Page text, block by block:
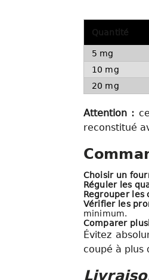
Quantité
5 mg
10 mg
20 mg
Attention :
reconstitué
Choisir un
Réguler les
Regrouper les
Vérifier les
minimum.
Comparer
Évitez
coupé à plus